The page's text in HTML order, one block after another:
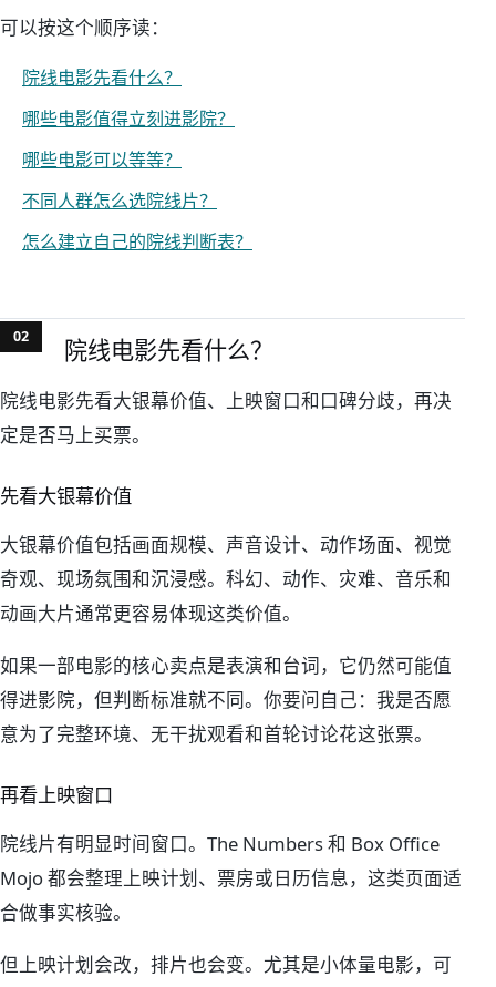
可以按这个顺序读：
院线电影先看什么？
哪些电影值得立刻进影院？
哪些电影可以等等？
不同人群怎么选院线片？
怎么建立自己的院线判断表？
院线电影先看什么？
院线电影先看大银幕价值、上映窗口和口碑分歧，再决
定是否马上买票。
先看大银幕价值
大银幕价值包括画面规模、声音设计、动作场面、视觉
奇观、现场氛围和沉浸感。科幻、动作、灾难、音乐和
动画大片通常更容易体现这类价值。
如果一部电影的核心卖点是表演和台词，它仍然可能值
得进影院，但判断标准就不同。你要问自己：我是否愿
意为了完整环境、无干扰观看和首轮讨论花这张票。
再看上映窗口
院线片有明显时间窗口。The Numbers 和 Box Office
Mojo 都会整理上映计划、票房或日历信息，这类页面适
合做事实核验。
但上映计划会改，排片也会变。尤其是小体量电影，可